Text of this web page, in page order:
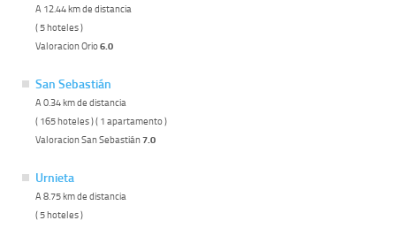
A 12.44 km de distancia
( 5 hoteles )
Valoracion Orio6.0
San Sebastián
A 0.34 km de distancia
( 165 hoteles ) ( 1 apartamento )
Valoracion San Sebastián7.0
Urnieta
A 8.75 km de distancia
( 5 hoteles )